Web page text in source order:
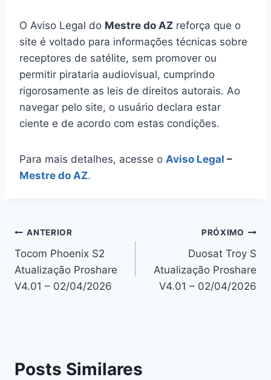
O Aviso Legal do Mestre do AZ reforça que o
site é voltado para informações técnicas sobre
receptores de satélite, sem promover ou
permitir pirataria audiovisual, cumprindo
rigorosamente as leis de direitos autorais. Ao
navegar pelo site, o usuário declara estar
ciente e de acordo com estas condições.
Para mais detalhes, acesse o Aviso Legal –
Mestre do AZ.
Navegação
de
Post
ANTERIOR
Tocom Phoenix S2
Atualização Proshare
V4.01 – 02/04/2026
PRÓXIMO
Duosat Troy S
Atualização Proshare
V4.01 – 02/04/2026
Posts Similares